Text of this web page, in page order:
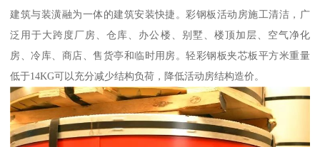
建筑与装潢融为一体的建筑安装快捷。彩钢板活动房施工清洁，广
泛用于大跨度厂房、仓库、办公楼、别墅、楼顶加层、空气净化
房、冷库、商店、售货亭和临时用房。轻彩钢板夹芯板平方米重量
低于14KG可以充分减少结构负荷，降低活动房结构造价。